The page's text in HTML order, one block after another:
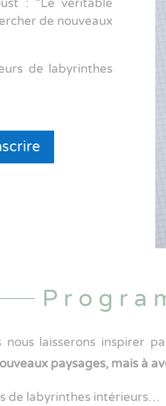
: “Le véritable
de nouveaux
de labyrinthes
nous laisserons inspirer
paysages, mais à
de labyrinthes intérieurs…